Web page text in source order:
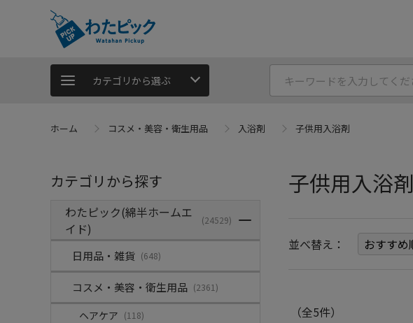
カテゴリから選ぶ
ホーム コスメ・美容・衛生用品 入浴剤 子供用入浴剤
カテゴリから探す
わたピック(綿半ホームエ
イド)
(24529)
日用品・雑貨 (648)
コスメ・美容・衛生用品 (2361)
ヘアケア (118)
子供用入浴剤
並べ替え：
（全5件）